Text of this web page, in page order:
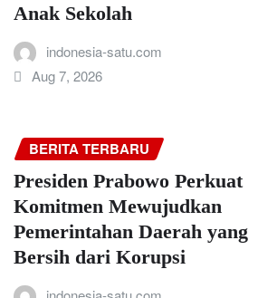
Anak Sekolah
indonesia-satu.com
Aug 7, 2026
BERITA TERBARU
Presiden Prabowo Perkuat
Komitmen Mewujudkan
Pemerintahan Daerah yang
Bersih dari Korupsi